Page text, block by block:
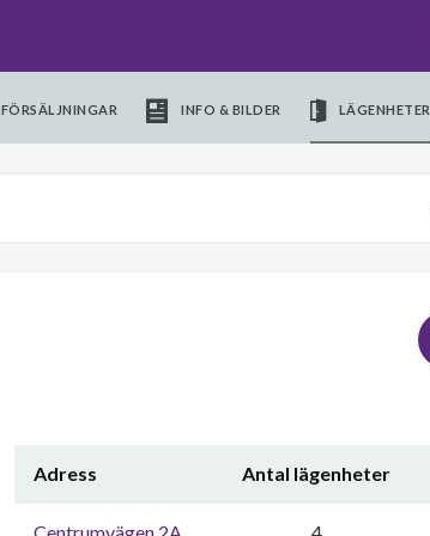
FÖRSÄLJNINGAR INFO & BILDER LÄGENHETER
Adress Antal lägenheter